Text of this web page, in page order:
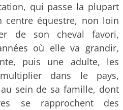
qui passe la plupart
centre équestre, non loin
de son cheval favori,
où elle va grandir,
puis une adulte, les
dans le pays,
sein de sa famille, dont
se rapprochent des